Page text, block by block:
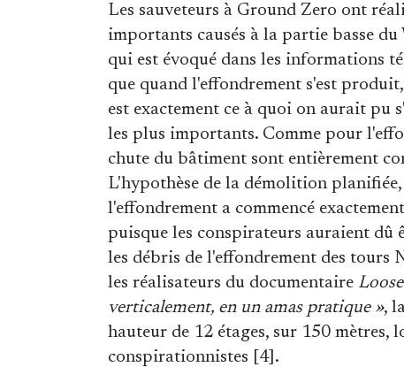
Les sauveteurs à Ground Zero ont
importants causés à la partie basse
qui est évoqué dans les informations
que quand l'effondrement s'est
est exactement ce à quoi on aurait pu
les plus importants. Comme pour
chute du bâtiment sont entièrement
L'hypothèse de la démolition
l'effondrement a commencé
puisque les conspirateurs auraient dû
les débris de l'effondrement des tours
les réalisateurs du documentaire
verticalement, en un amas pratique »,
hauteur de 12 étages, sur 150 mètres,
conspirationnistes [4].